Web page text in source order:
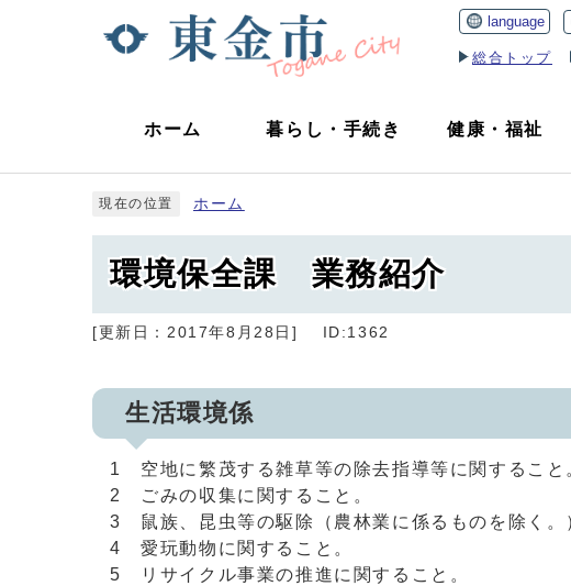
language
総合トップ
ホーム 暮らし ・ 手続き 健康 ・福祉
現在の位置 ホーム
環境保全課 業務紹介
[更新日： 2017年8月28日 ] ID:1362
生活環境係
1 空地に繁茂する雑草等の除去指導等に関すること
2 ごみの収集に関すること。
3 鼠族、昆虫等の駆除（農林業に係るものを除く。
4 愛玩動物に関すること。
5 リサイクル事業の推進に関すること。